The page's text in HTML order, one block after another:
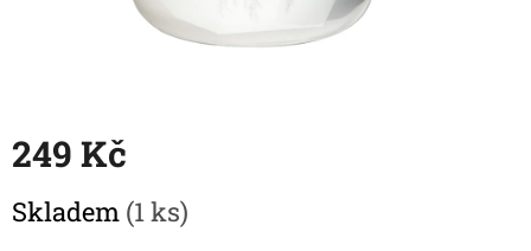
249 Kč
cena:
Skladem (1 ks)